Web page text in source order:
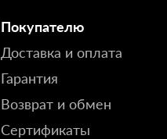
Покупателю
Доставка и оплата
Гарантия
Возврат и обмен
Сертификаты